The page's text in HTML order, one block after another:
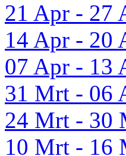
21 Apr - 27
14 Apr - 20
07 Apr - 13
31 Mrt - 06
24 Mrt - 30
10 Mrt - 16